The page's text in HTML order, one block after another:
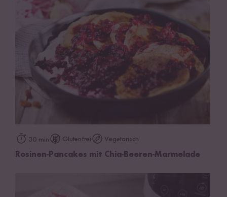
30 min Glutenfrei Vegetarisch
Rosinen-Pancakes mit Chia-Beeren-Marmelade